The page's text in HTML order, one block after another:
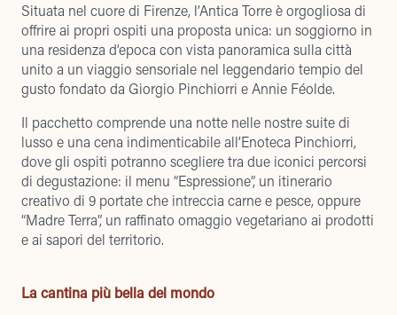
Situata nel cuore di Firenze, l’Antica Torre è orgogliosa di
offrire ai propri ospiti una proposta unica: un soggiorno in
una residenza d’epoca con vista panoramica sulla città
unito a un viaggio sensoriale nel leggendario tempio del
gusto fondato da Giorgio Pinchiorri e Annie Féolde.
Il pacchetto comprende una notte nelle nostre suite di
lusso e una cena indimenticabile all’Enoteca Pinchiorri,
dove gli ospiti potranno scegliere tra due iconici percorsi
di degustazione: il menu “Espressione”, un itinerario
creativo di 9 portate che intreccia carne e pesce, oppure
“Madre Terra”, un raffinato omaggio vegetariano ai prodotti
e ai sapori del territorio.
La cantina più bella del mondo